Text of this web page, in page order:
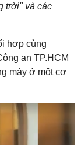
trời" và các
hợp cùng
an TP.HCM
máy ở một cơ